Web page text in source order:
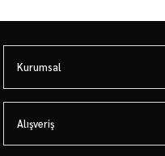
Kurumsal
Alışveriş